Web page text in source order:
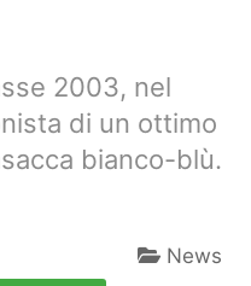
2003, nel
di un ottimo
bianco-blù.
News